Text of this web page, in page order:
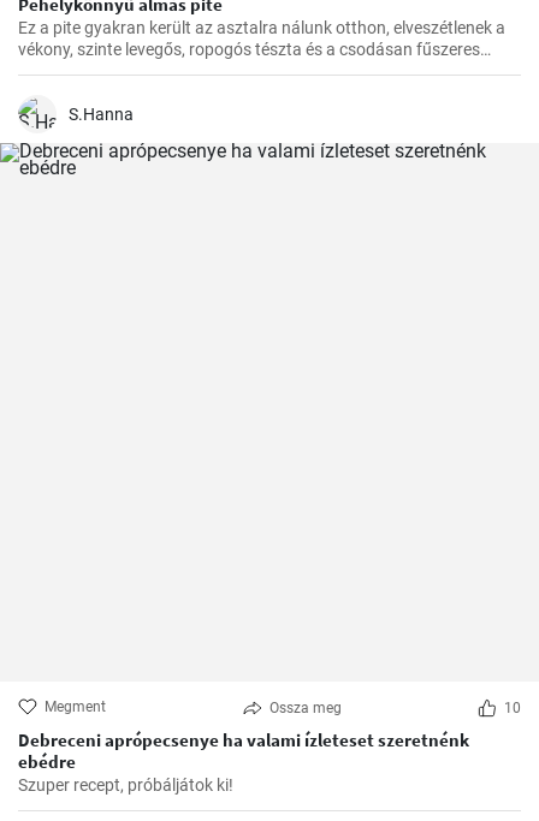
Ez a pite gyakran került az asztalra nálunk otthon, elveszétlenek a
vékony, szinte levegős, ropogós tészta és a csodásan fűszeres
almafüllő között. Az ovitudók, hazaértem, és már messziről éreztem
veletek is ezt a csodás receptet.
S.Hanna
Megment Ossza meg 10
Debreceni aprópecsenye ha valami ízleteset szeretnénk
ebédre
Szuper recept, próbáljátok ki!